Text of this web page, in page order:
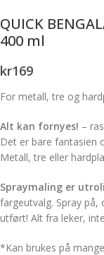
QUICK
400 ml
kr169
For metall, tre og
Alt kan fornyes! –
Det er bare fantasien
Metall, tre eller
Spraymaling er
fargeutvalg. Spray
utført! Alt fra leker,
*Kan brukes på